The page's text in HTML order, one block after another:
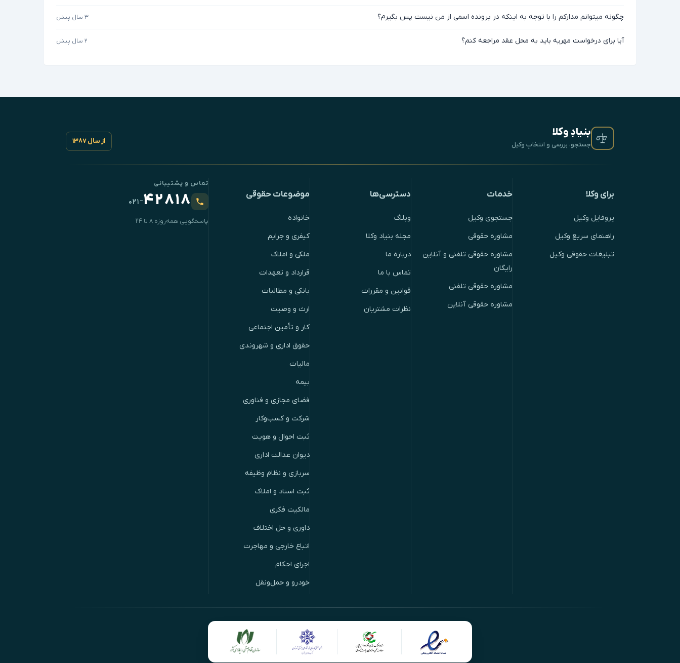
چگونه میتوانم مدارکم را با توجه به اینکه در پرونده اسمی از من نیست پس بگیرم؟ ۳ سال پیش
آیا برای درخواست مهریه باید به محل عقد مراجعه کنم؟ ۲ سال پیش
بنیادِ وکلا
جستجو، بررسی و انتخابِ وکیل از سال ۱۳۸۷
برای وکلا
پروفایل وکیل
راهنمای سریع وکیل
تبلیغات حقوقی وکیل
خدمات
جستجوی وکیل
مشاوره حقوقی
مشاوره حقوقی تلفنی و آنلاین
رایگان
مشاوره حقوقی تلفنی
مشاوره حقوقی آنلاین
دسترسی‌ها
وبلاگ
مجله بنیاد وکلا
درباره ما
تماس با ما
قوانین و مقررات
نظرات مشتریان
موضوعات حقوقی
خانواده
کیفری و جرایم
ملکی و املاک
قرارداد و تعهدات
بانکی و مطالبات
ارث و وصیت
کار و تأمین اجتماعی
حقوق اداری و شهروندی
مالیات
بیمه
فضای مجازی و فناوری
شرکت و کسب‌وکار
ثبت احوال و هویت
دیوان عدالت اداری
سربازی و نظام وظیفه
ثبت اسناد و املاک
مالکیت فکری
داوری و حل اختلاف
اتباع خارجی و مهاجرت
اجرای احکام
خودرو و حمل‌ونقل
تماس و پشتیبانی
۴۲۸۱۸-۰۲۱
پاسخگویی همه‌روزه ۸ تا ۲۴